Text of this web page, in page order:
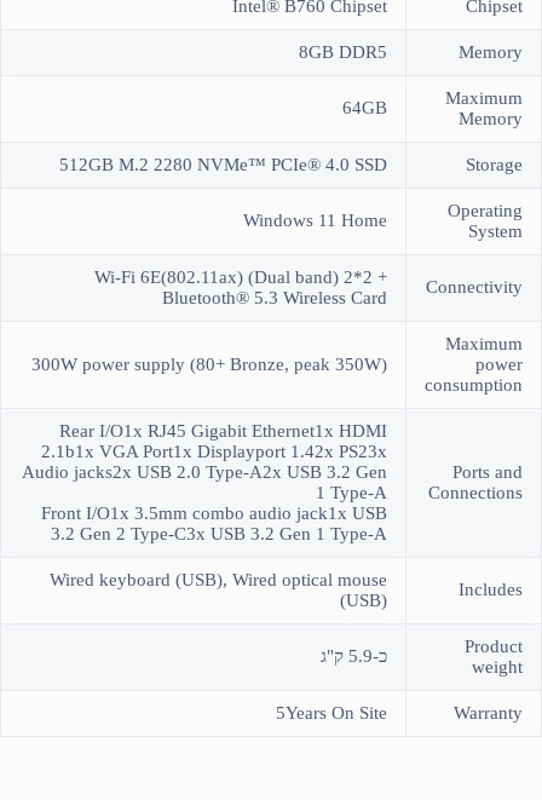
Chipset
Intel® B760 Chipset
Memory
8GB DDR5
Maximum
Memory
64GB
Storage
512GB M.2 2280 NVMe™ PCIe® 4.0 SSD
Operating
System
Windows 11 Home
Connectivity
Wi-Fi 6E(802.11ax) (Dual band) 2*2 +
Bluetooth® 5.3 Wireless Card
Maximum
power
consumption
300W power supply (80+ Bronze, peak 350W)
Ports and
Connections
Rear I/O1x RJ45 Gigabit Ethernet1x HDMI
2.1b1x VGA Port1x Displayport 1.42x PS23x
Audio jacks2x USB 2.0 Type-A2x USB 3.2 Gen
1 Type-A
Front I/O1x 3.5mm combo audio jack1x USB
3.2 Gen 2 Type-C3x USB 3.2 Gen 1 Type-A
Includes
Wired keyboard (USB), Wired optical mouse
(USB)
Product
weight
כ-5.9 ק"ג
Warranty
5Years On Site